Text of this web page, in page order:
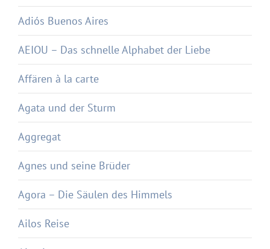
Adiós Buenos Aires
AEIOU – Das schnelle Alphabet der Liebe
Affären à la carte
Agata und der Sturm
Aggregat
Agnes und seine Brüder
Agora – Die Säulen des Himmels
Ailos Reise